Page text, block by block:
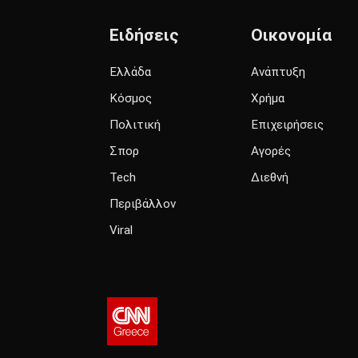
Ειδήσεις
Ελλάδα
Κόσμος
Πολιτική
Σπορ
Tech
Περιβάλλον
Viral
Οικονομία
Ανάπτυξη
Χρήμα
Επιχειρήσεις
Αγορές
Διεθνή